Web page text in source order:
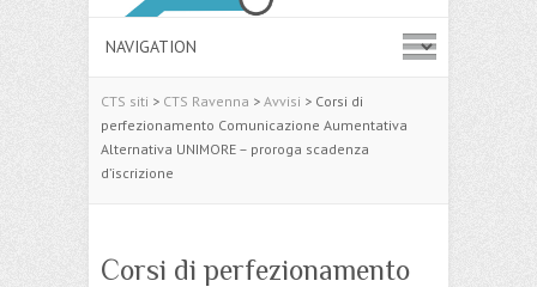
CTS siti > CTS Ravenna > Avvisi > Corsi di
perfezionamento Comunicazione Aumentativa
Alternativa UNIMORE – proroga scadenza
d’iscrizione
Corsi di perfezionamento